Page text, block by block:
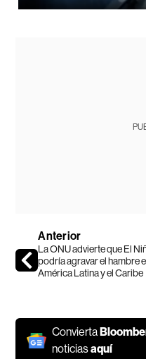
Anterior
La ONU advierte que El
podría agravar el hambre
América Latina y el Caribe
Convierta
noticiasaquí